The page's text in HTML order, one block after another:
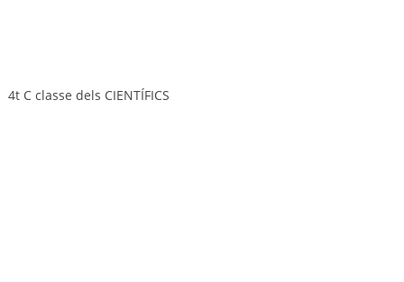
4t C classe dels CIENTÍFICS